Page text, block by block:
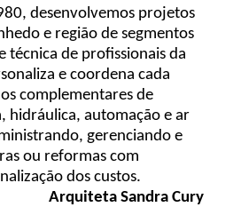
desenvolvemos projetos
e região de segmentos
técnica de profissionais da
e coordena cada
complementares de
hidráulica, automação e ar
gerenciando e
ou reformas com
dos custos.
Arquiteta Sandra Cury